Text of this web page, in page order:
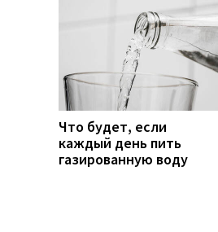
Что будет, если
каждый день пить
газированную воду